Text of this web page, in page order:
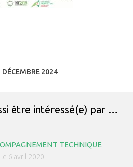
DÉCEMBRE 2024
être intéressé(e) par …
TECHNIQUE
le 6 avril 2020